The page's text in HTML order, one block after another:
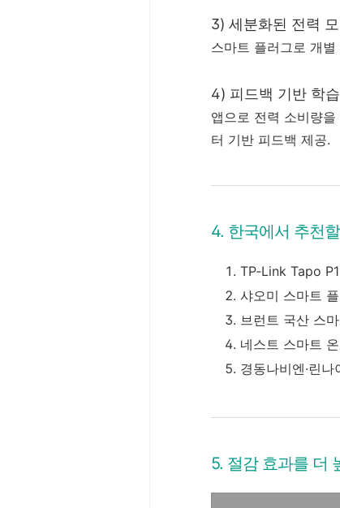
3) 세분화된 전력
스마트 플러그로 개
4) 피드백 기반 학
앱으로 전력 소비량
터 기반 피드백 제공.
4. 한국에서 추천
TP‑Link Tapo
샤오미 스마트
브런트 국산 스
네스트 스마트
경동나비엔·린
5. 절감 효과를 더